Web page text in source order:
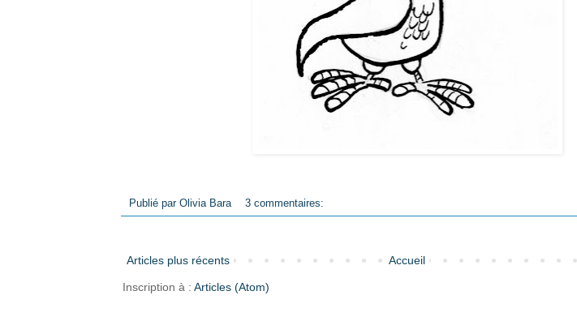
Publié par Olivia Bara 3 commentaires:
Articles plus récents Accueil
Inscription à : Articles (Atom)